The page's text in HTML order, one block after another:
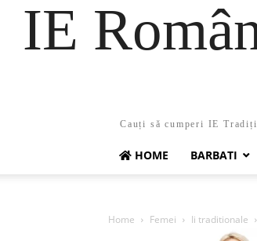
IE
Cauți să cumperi IE
HOME BARBATI
Home Femei Ii traditionale